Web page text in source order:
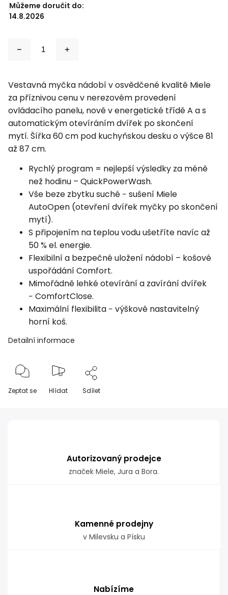
Můžeme doručit do:
14.8.2026
Vestavná myčka nádobí v osvědčené kvalitě Miele
za příznivou cenu v nerezovém provedení
ovládacího panelu, nově v energetické třídě A a s
automatickým otevíráním dvířek po skončení
mytí. Šířka 60 cm pod kuchyňskou desku o výšce 81
až 87 cm.
Rychlý program = nejlepší výsledky za méně
než hodinu – QuickPowerWash.
Vše beze zbytku suché − sušení Miele
AutoOpen (otevření dvířek myčky po skončení
mytí).
S připojením na teplou vodu ušetříte navíc až
50 % el. energie.
Flexibilní a bezpečné uložení nádobí – košové
uspořádání Comfort.
Mimořádně lehké otevírání a zavírání dvířek
− ComfortClose.
Maximální flexibilita − výškově nastavitelný
horní koš.
Detailní informace
Zeptat se Hlídat Sdílet
Autorizovaný prodejce
značek Miele, Jura a Bora.
Kamenné prodejny
v Milevsku a Písku
Nabízíme